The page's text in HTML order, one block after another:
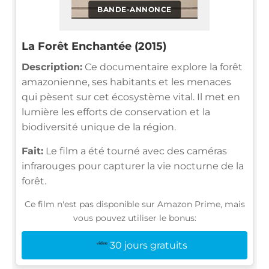
BANDE-ANNONCE
La Forêt Enchantée (2015)
Description: Ce documentaire explore la forêt
amazonienne, ses habitants et les menaces
qui pèsent sur cet écosystème vital. Il met en
lumière les efforts de conservation et la
biodiversité unique de la région.
Fait: Le film a été tourné avec des caméras
infrarouges pour capturer la vie nocturne de la
forêt.
Ce film n'est pas disponible sur Amazon Prime, mais
vous pouvez utiliser le bonus:
30 jours gratuits